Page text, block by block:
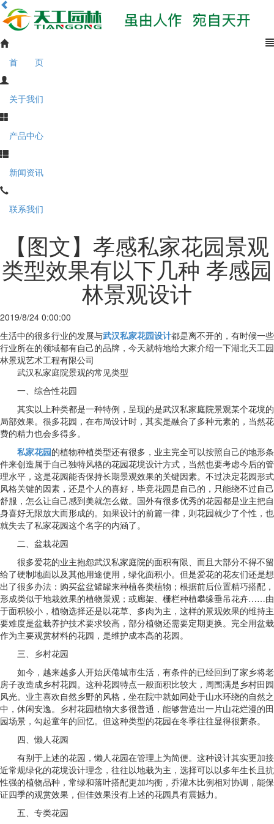
首 页
关于我们
产品中心
新闻资讯
联系我们
【图文】孝感私家花园景观
类型效果有以下几种 孝感园
林景观设计
2019/8/24 0:00:00
生活中的很多行业的发展与武汉私家花园设计都是离不开的，有时候一些
行业所在的领域都有自己的品牌，今天就特地给大家介绍一下湖北天工园
林景观艺术工程有限公司
武汉私家庭院景观的常见类型
一、综合性花园
其实以上种类都是一种特例，呈现的是武汉私家庭院景观某个花境的
局部效果。很多花园，在布局设计时，其实是融合了多种元素的，当然花
费的精力也会多得多。
私家花园的植物种植类型还有很多，业主完全可以按照自己的地形条
件来创造属于自己独特风格的花园花境设计方式，当然也要考虑今后的管
理水平，这是花园能否保持长期景观效果的关键因素。不过决定花园形式
风格关键的因素，还是个人的喜好，毕竟花园是自己的，只能绕不过自己
舒服，怎么让自己感到美就怎么做。国外有很多优秀的花园都是业主把自
身喜好无限放大而形成的。如果设计的前篇一律，则花园就少了个性，也
就失去了私家花园这个名字的内涵了。
二、盆栽花园
很多爱花的业主抱怨武汉私家庭院的面积有限、而且大部分不得不留
给了硬制地面以及其他用途使用，绿化面积小。但是爱花的花友们还是想
出了很多办法：购买盆盆罐罐来种植各类植物；根据前后位置精巧搭配，
形成类似于地栽效果的植物景观；或廊架、栅栏种植攀缘垂吊花卉……由
于面积较小，植物选择还是以花草、多肉为主，这样的景观效果的维持主
要难度是盆栽养护技术要求较高，部分植物还需要定期更换。完全用盆栽
作为主要观赏材料的花园，是维护成本高的花园。
三、乡村花园
如今，越来越多人开始厌倦城市生活，有条件的已经回到了家乡将老
房子改造成乡村花园。这种花园特点一般面积比较大，周围满是乡村田园
风光。业主喜欢自然乡野的风格，坐在院中就如同处于山水环绕的自然之
中，休闲安逸。乡村花园植物大多很普通，能够营造出一片山花烂漫的田
园场景，勾起童年的回忆。但这种类型的花园在冬季往往显得很萧条。
四、懒人花园
有别于上述的花园，懒人花园在管理上为简便。这种设计其实更加接
近常规绿化的花境设计理念，往往以地栽为主，选择可以以多年生长且抗
性强的植物品种，常绿和落叶搭配更加均衡，乔灌木比例相对协调，能保
证四季的观赏效果，但佳效果没有上述的花园具有震撼力。
五、专类花园